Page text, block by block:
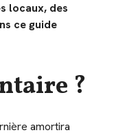
locaux, des
ce guide
?
amortira